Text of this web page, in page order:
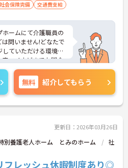
社会保険完備 交通費支給
ームにて介護職員の
問いません!どなたで
ていただける環境で
マイナビまでお問合
えします。
無料 紹介してもらう
更新日：2026年03月26日
別養護老人ホーム とみのホーム
社
フレッシュ休暇制度あり◎